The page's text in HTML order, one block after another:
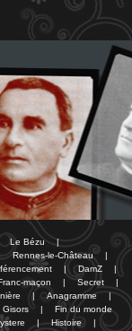
Le Bézu
|
Rennes-le-Château
|
| DamZ
|
maçon | Secret
|
| Anagramme
|
Gisors |
Fin du monde
| Histoire |